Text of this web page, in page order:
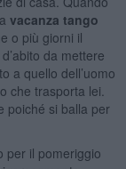
vacanza tango
o più giorni il
da mettere
a quello dell’uomo
che trasporta lei.
poiché si balla per
per il pomeriggio